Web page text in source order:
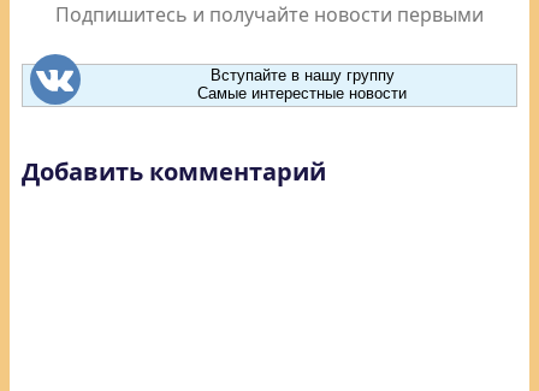
Подпишитесь и получайте новости первыми
Вступайте в нашу группу
Самые интерестные новости
Добавить комментарий